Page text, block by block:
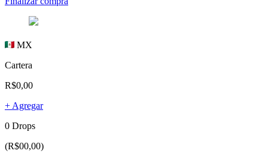
MX
Cartera
R$0,00
+ Agregar
0 Drops
(R$00,00)